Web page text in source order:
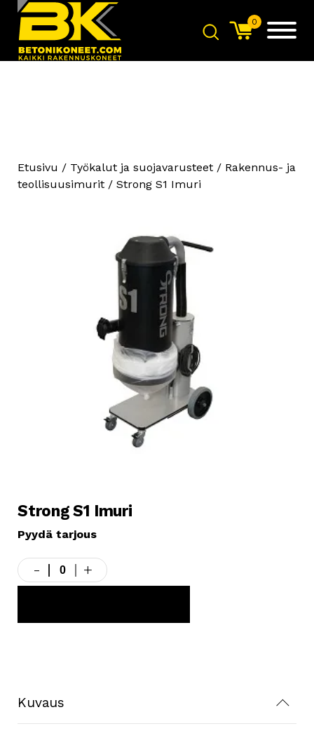
0
Etusivu / Työkalut ja suojavarusteet / Rakennus- ja
teollisuusimurit / Strong S1 Imuri
Strong S1 Imuri
Pyydä tarjous
-
Strong
S1
määrä
+
Kuvaus
GMS HB 12X3 Verkkotaivutin